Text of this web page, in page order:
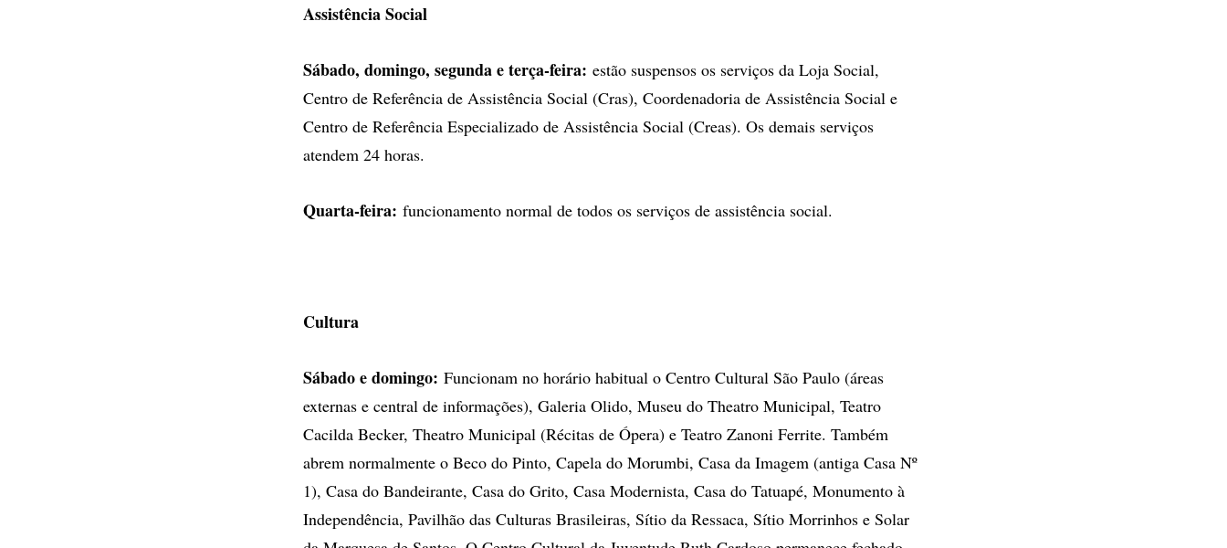
Assistência Social
Sábado, domingo, segunda e terça-feira: estão suspensos os serviços da Loja Social,
Centro de Referência de Assistência Social (Cras), Coordenadoria de Assistência Social e
Centro de Referência Especializado de Assistência Social (Creas). Os demais serviços
atendem 24 horas.
Quarta-feira: funcionamento normal de todos os serviços de assistência social.
Cultura
Sábado e domingo: Funcionam no horário habitual o Centro Cultural São Paulo (áreas
externas e central de informações), Galeria Olido, Museu do Theatro Municipal, Teatro
Cacilda Becker, Theatro Municipal (Récitas de Ópera) e Teatro Zanoni Ferrite. Também
abrem normalmente o Beco do Pinto, Capela do Morumbi, Casa da Imagem (antiga Casa Nº
1), Casa do Bandeirante, Casa do Grito, Casa Modernista, Casa do Tatuapé, Monumento à
Independência, Pavilhão das Culturas Brasileiras, Sítio da Ressaca, Sítio Morrinhos e Solar